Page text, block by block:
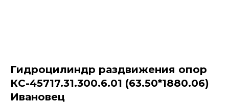
Гидроцилиндр раздвижения опор
КС-45717.31.300.6.01 (63.50*1880.06)
Ивановец